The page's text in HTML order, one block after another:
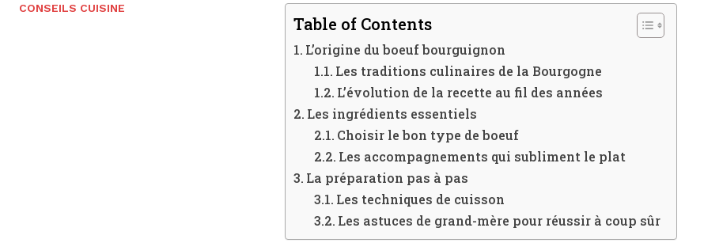
A LIRE : Vinaigre de cidre : calories et bienfaits en un coup
d’œil
CONSEILS CUISINE
Table of Contents
L’origine du boeuf bourguignon
Les traditions culinaires de la Bourgogne
L’évolution de la recette au fil des années
Les ingrédients essentiels
Choisir le bon type de boeuf
Les accompagnements qui subliment le plat
La préparation pas à pas
Les techniques de cuisson
Les astuces de grand-mère pour réussir à coup sûr